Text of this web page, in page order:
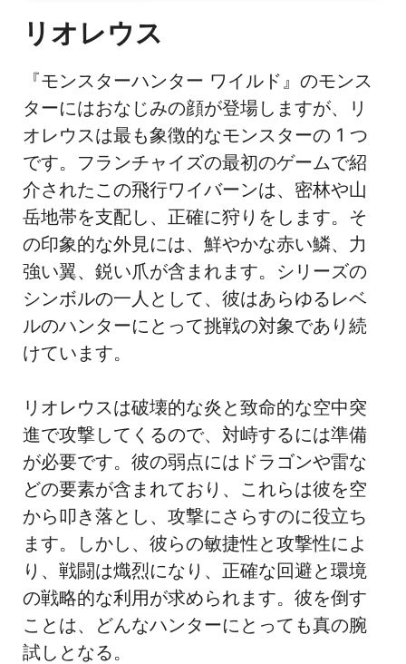
リオレウス
『モンスターハンター ワイルド』のモンス
ターにはおなじみの顔が登場しますが、リ
オレウスは最も象徴的なモンスターの 1 つ
です。フランチャイズの最初のゲームで紹
介されたこの飛行ワイバーンは、密林や山
岳地帯を支配し、正確に狩りをします。そ
の印象的な外見には、鮮やかな赤い鱗、力
強い翼、鋭い爪が含まれます。シリーズの
シンボルの一人として、彼はあらゆるレベ
ルのハンターにとって挑戦の対象であり続
けています。
リオレウスは破壊的な炎と致命的な空中突
進で攻撃してくるので、対峙するには準備
が必要です。彼の弱点にはドラゴンや雷な
どの要素が含まれており、これらは彼を空
から叩き落とし、攻撃にさらすのに役立ち
ます。しかし、彼らの敏捷性と攻撃性によ
り、戦闘は熾烈になり、正確な回避と環境
の戦略的な利用が求められます。彼を倒す
ことは、どんなハンターにとっても真の腕
試しとなる。